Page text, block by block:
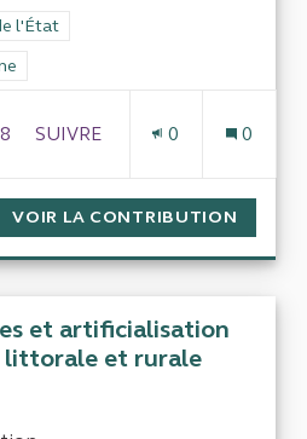
catégorie : Gestion des finances de
l'État
le secteur : CRC Nouvelle-Aquitaine
18 ABONNÉS
SUIVRE
0 0
VOIR LA CONTRIBUTION
et artificialisation
littorale et rurale